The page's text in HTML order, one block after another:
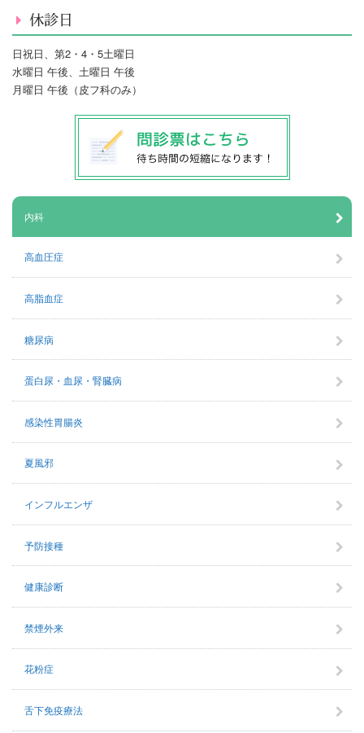
休診日
日祝日、第2・4・5土曜日
水曜日 午後、土曜日 午後
月曜日 午後（皮フ科のみ）
内科
高血圧症
高脂血症
糖尿病
蛋白尿・血尿・腎臓病
感染性胃腸炎
夏風邪
インフルエンザ
予防接種
健康診断
禁煙外来
花粉症
舌下免疫療法